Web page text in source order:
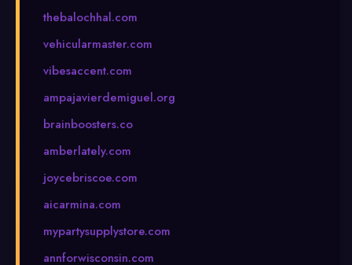
thebalochhal.com
vehicularmaster.com
vibesaccent.com
ampajavierdemiguel.org
brainboosters.co
amberlately.com
joycebriscoe.com
aicarmina.com
mypartysupplystore.com
annforwisconsin.com